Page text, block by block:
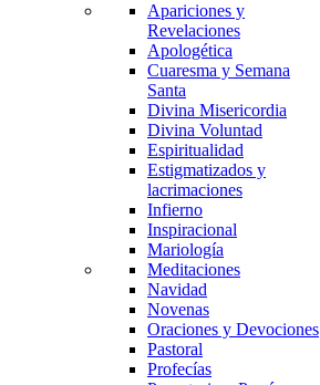
Apariciones y
Revelaciones
Apologética
Cuaresma y Semana
Santa
Divina Misericordia
Divina Voluntad
Espiritualidad
Estigmatizados y
lacrimaciones
Infierno
Inspiracional
Mariología
Meditaciones
Navidad
Novenas
Oraciones y Devociones
Pastoral
Profecías